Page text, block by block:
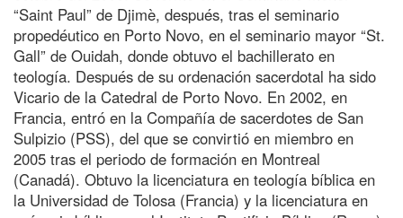
“Saint Paul” de Djimè, después, tras el seminario
propedéutico en Porto Novo, en el seminario mayor “St.
Gall” de Ouidah, donde obtuvo el bachillerato en
teología. Después de su ordenación sacerdotal ha sido
Vicario de la Catedral de Porto Novo. En 2002, en
Francia, entró en la Compañía de sacerdotes de San
Sulpizio (PSS), del que se convirtió en miembro en
2005 tras el periodo de formación en Montreal
(Canadá). Obtuvo la licenciatura en teología bíblica en
la Universidad de Tolosa (Francia) y la licenciatura en